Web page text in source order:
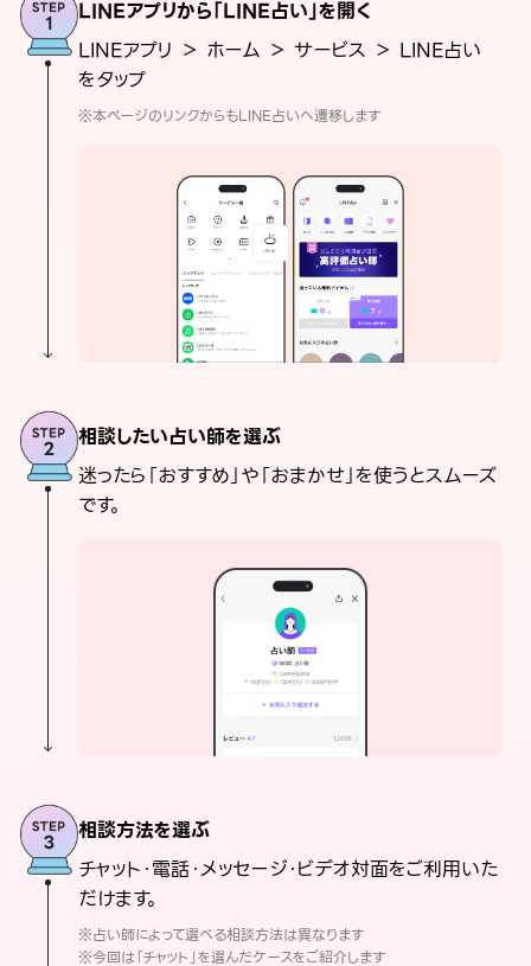
LINEアプリから「LINE占い」を開く
LINEアプリ ＞ ホーム ＞ サービス ＞ LINE占い
をタップ
※本ページのリンクからもLINE占いへ遷移します
相談したい占い師を選ぶ
迷ったら「おすすめ」や「おまかせ」を使うとスムーズ
です。
相談方法を選ぶ
チャット・電話・メッセージ・ビデオ対面をご利用いた
だけます。
※占い師によって選べる相談方法は異なります
※今回は「チャット」を選んだケースをご紹介します